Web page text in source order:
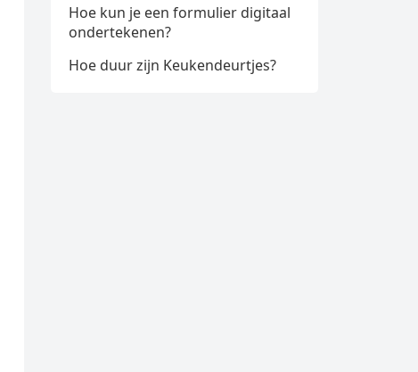
Hoe kun je een formulier digitaal
ondertekenen?
Hoe duur zijn Keukendeurtjes?